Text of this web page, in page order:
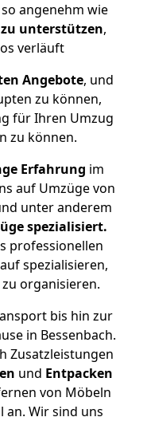
angenehm wie
zu unterstützen,
verläuft
Angebote, und
zu können,
für Ihren Umzug
zu können.
Erfahrung im
auf Umzüge von
unter anderem
spezialisiert.
professionellen
spezialisieren,
organisieren.
bis hin zur
in Bessenbach.
Zusatzleistungen
und Entpacken
von Möbeln
an. Wir sind uns